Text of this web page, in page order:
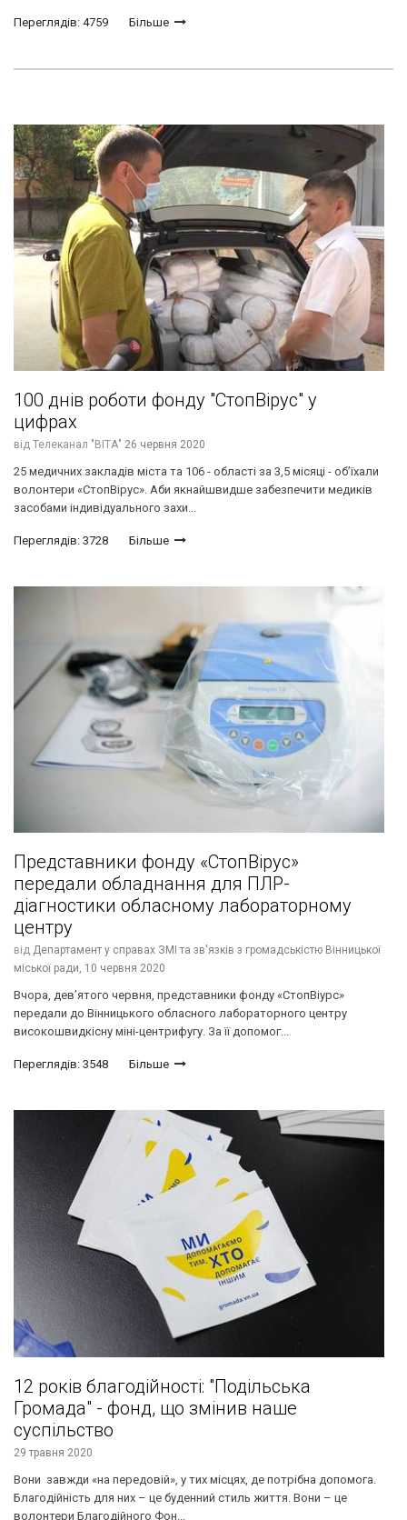
Переглядів: 4759 Більше
100 днів роботи фонду "СтопВірус" у
цифрах
від Телеканал "ВІТА" 26 червня 2020
25 медичних закладів міста та 106 - області за 3,5 місяці - об’їхали
волонтери «СтопВірус». Аби якнайшвидше забезпечити медиків
засобами індивідуального захи...
Переглядів: 3728 Більше
Представники фонду «СтопВірус»
передали обладнання для ПЛР-
діагностики обласному лабораторному
центру
від Департамент у справах ЗМІ та зв'язків з громадськістю Вінницької
міської ради, 10 червня 2020
Вчора, дев’ятого червня, представники фонду «СтопВіурс»
передали до Вінницького обласного лабораторного центру
високошвидкісну міні-центрифугу. За її допомог...
Переглядів: 3548 Більше
12 років благодійності: "Подільська
Громада" - фонд, що змінив наше
суспільство
29 травня 2020
Вони завжди «на передовій», у тих місцях, де потрібна допомога.
Благодійність для них – це буденний стиль життя. Вони – це
волонтери Благодійного Фон...